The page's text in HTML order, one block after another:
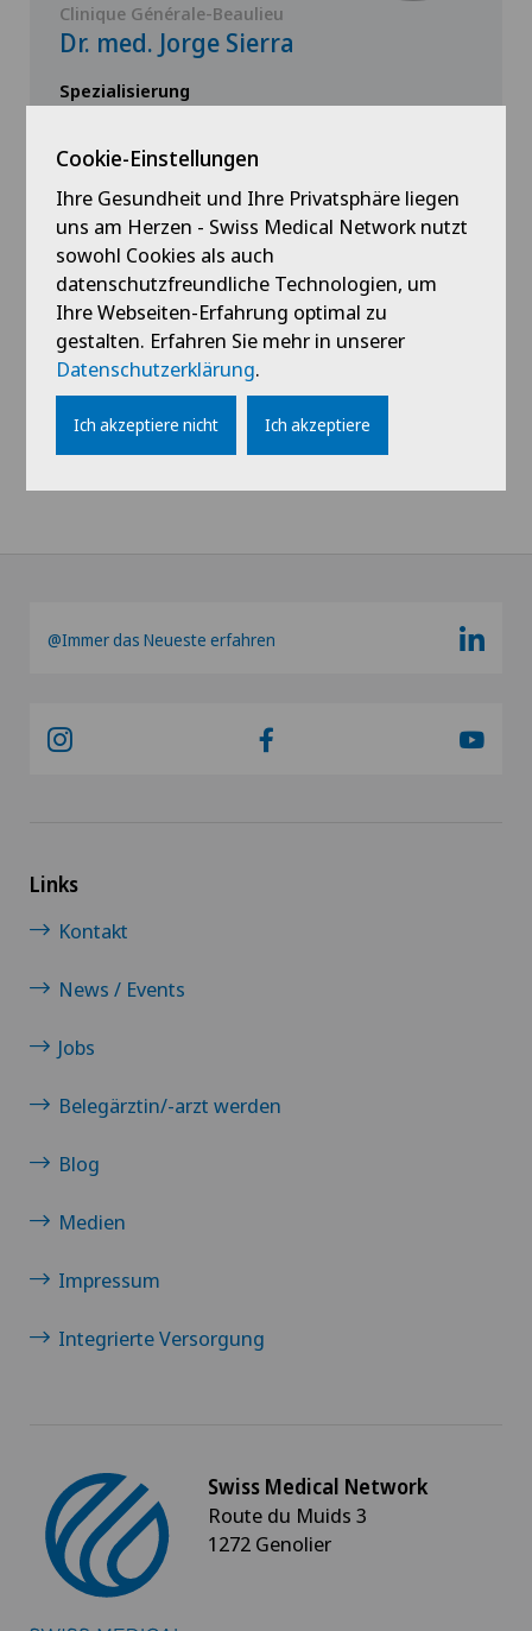
Clinique Générale-Beaulieu
Dr. med. Jorge Sierra
Spezialisierung
Profil ansehen
Alle anzeigen
@Immer das Neueste erfahren
Links
Kontakt
News / Events
Jobs
Belegärztin/-arzt werden
Blog
Medien
Impressum
Integrierte Versorgung
Swiss Medical Network
Route du Muids 3
1272 Genolier
Cookie-Einstellungen
Ihre Gesundheit und Ihre Privatsphäre liegen
uns am Herzen - Swiss Medical Network nutzt
sowohl Cookies als auch
datenschutzfreundliche Technologien, um
Ihre Webseiten-Erfahrung optimal zu
gestalten. Erfahren Sie mehr in unserer
Datenschutzerklärung.
Ich akzeptiere nicht Ich akzeptiere